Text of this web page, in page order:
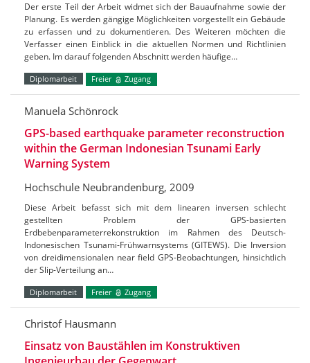
Der erste Teil der Arbeit widmet sich der Bauaufnahme sowie der
Planung. Es werden gängige Möglichkeiten vorgestellt ein Gebäude
zu erfassen und zu dokumentieren. Des Weiteren möchten die
Verfasser einen Einblick in die aktuellen Normen und Richtlinien
geben. Im darauf folgenden Abschnitt werden häufige…
Diplomarbeit Freier Zugang
Manuela Schönrock
GPS-based earthquake parameter reconstruction
within the German Indonesian Tsunami Early
Warning System
Hochschule Neubrandenburg, 2009
Diese Arbeit befasst sich mit dem linearen inversen schlecht
gestellten Problem der GPS-basierten
Erdbebenparameterrekonstruktion im Rahmen des Deutsch-
Indonesischen Tsunami-Frühwarnsystems (GITEWS). Die Inversion
von dreidimensionalen near field GPS-Beobachtungen, hinsichtlich
der Slip-Verteilung an…
Diplomarbeit Freier Zugang
Christof Hausmann
Einsatz von Baustählen im Konstruktiven